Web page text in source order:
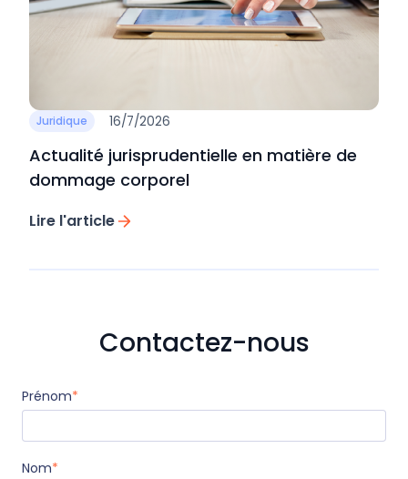
Juridique 16/7/2026
Actualité jurisprudentielle en matière de
dommage corporel
Lire l'article
Contactez-nous
Prénom*
Nom*